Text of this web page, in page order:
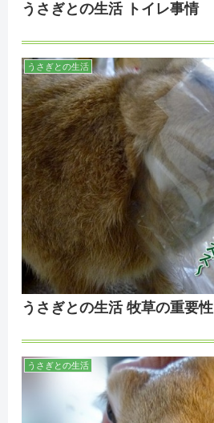
うさぎとの生活 トイレ事情
うさぎとの生活
うさぎとの生活 牧草の重要性
うさぎとの生活